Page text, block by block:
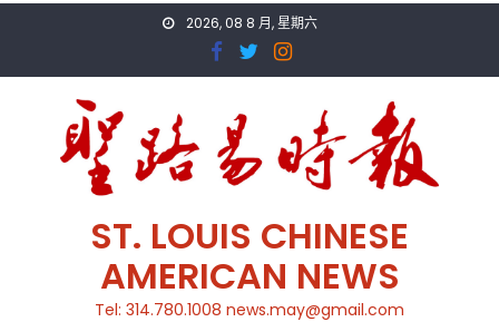
2026, 08 8 月, 星期六
ST. LOUIS CHINESE
AMERICAN NEWS
Tel: 314.780.1008 news.may@gmail.com